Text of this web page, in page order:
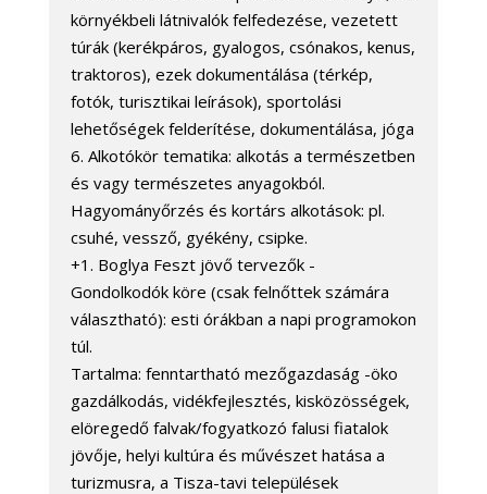
környékbeli látnivalók felfedezése, vezetett
túrák (kerékpáros, gyalogos, csónakos, kenus,
traktoros), ezek dokumentálása (térkép,
fotók, turisztikai leírások), sportolási
lehetőségek felderítése, dokumentálása, jóga
6. Alkotókör tematika: alkotás a természetben
és vagy természetes anyagokból.
Hagyományőrzés és kortárs alkotások: pl.
csuhé, vessző, gyékény, csipke.
+1. Boglya Feszt jövő tervezők -
Gondolkodók köre (csak felnőttek számára
választható): esti órákban a napi programokon
túl.
Tartalma: fenntartható mezőgazdaság -öko
gazdálkodás, vidékfejlesztés, kisközösségek,
elöregedő falvak/fogyatkozó falusi fiatalok
jövője, helyi kultúra és művészet hatása a
turizmusra, a Tisza-tavi települések